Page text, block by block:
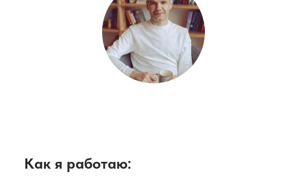
Как я работаю: